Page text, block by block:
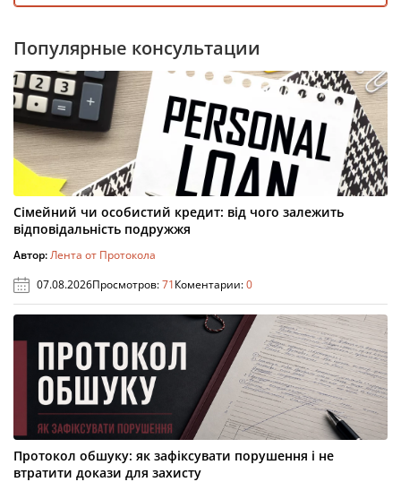
Популярные консультации
Сімейний чи особистий кредит: від чого залежить
відповідальність подружжя
Автор:Лента от Протокола
07.08.2026Просмотров:71Коментарии:0
Протокол обшуку: як зафіксувати порушення і не
втратити докази для захисту